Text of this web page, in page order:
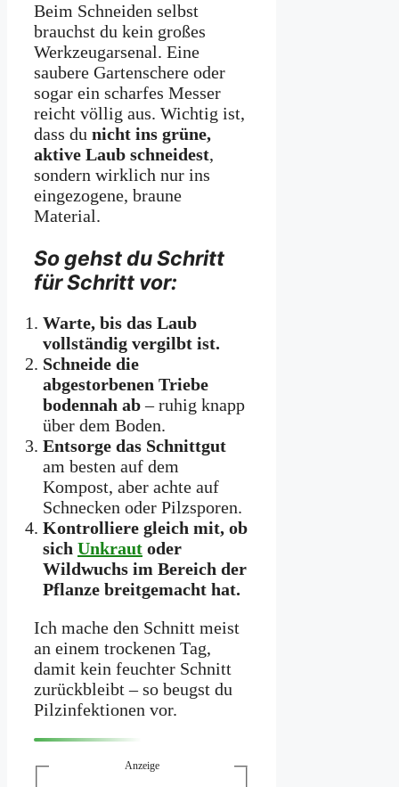
Beim Schneiden selbst
brauchst du kein großes
Werkzeugarsenal. Eine
saubere Gartenschere oder
sogar ein scharfes Messer
reicht völlig aus. Wichtig ist,
dass du nicht ins grüne,
aktive Laub schneidest,
sondern wirklich nur ins
eingezogene, braune
Material.
So gehst du Schritt
für Schritt vor:
Warte, bis das Laub
vollständig vergilbt ist.
Schneide die
abgestorbenen Triebe
bodennah ab– ruhig knapp
über dem Boden.
Entsorge das Schnittgut
am besten auf dem
Kompost, aber achte auf
Schnecken oder Pilzsporen.
Kontrolliere gleich mit, ob
sich Unkraut oder
Wildwuchs im Bereich der
Pflanze breitgemacht hat.
Ich mache den Schnitt meist
an einem trockenen Tag,
damit kein feuchter Schnitt
zurückbleibt – so beugst du
Pilzinfektionen vor.
Anzeige